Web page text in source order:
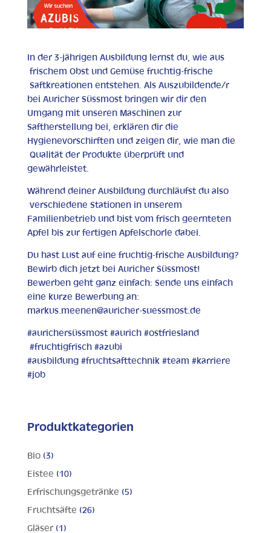
In der 3-jährigen Ausbildung lernst du, wie aus
frischem Obst und Gemüse fruchtig-frische
Saftkreationen entstehen. Als Auszubildende/r
bei Auricher Süssmost bringen wir dir den
Umgang mit unseren Maschinen zur
Saftherstellung bei, erklären dir die
Hygienevorschirften und zeigen dir, wie man die
Qualität der Produkte überprüft und
gewährleistet.
Während deiner Ausbildung durchläufst du also
verschiedene Stationen in unserem
Familienbetrieb und bist vom frisch geernteten
Apfel bis zur fertigen Apfelschorle dabei.
Du hast Lust auf eine fruchtig-frische Ausbildung?
Bewirb dich jetzt bei Auricher Süssmost!
Bewerben geht ganz einfach: Sende uns einfach
eine kurze Bewerbung an:
markus.meenen@auricher-suessmost.de
#aurichersüssmost #aurich #ostfriesland
#fruchtigfrisch #azubi
#ausbildung #fruchtsafttechnik #team #karriere
#job
Produktkategorien
Bio (3)
Eistee (10)
Erfrischungsgetränke (5)
Fruchtsäfte (26)
Gläser (1)